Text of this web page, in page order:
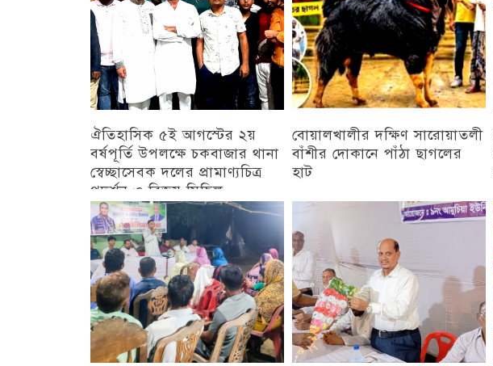
ঐতিহাসিক ৫ই আগস্টের ২য়
বর্ষপূর্তি উপলক্ষে চকবাজার থানা
স্বেচ্ছাসেবক দলের প্রামাণ্যচিত্র
প্রদর্শন ও বিজয় মিছিল
চট্টগ্রাম
বোয়ালখালীর দক্ষিণ সারোয়াতলী
বাঁশীর দোকানে পাঁঠা ছাগলের
হাট